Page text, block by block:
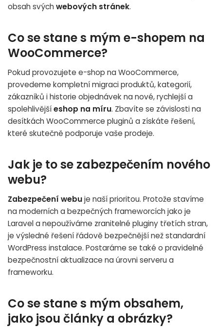
obsah svýchwebových stránek.
Co se stane s mým e-shopem na
WooCommerce?
Pokud provozujete e-shop na WooCommerce,
provedeme kompletní migraci produktů, kategorií,
zákazníků i historie objednávek na nové, rychlejší a
spolehlivějšíeshop na míru. Zbavíte se závislosti na
desítkách WooCommerce pluginů a získáte řešení,
které skutečně podporuje vaše prodeje.
Jak je to se zabezpečením nového
webu?
Zabezpečení webuje naší prioritou. Protože stavíme
na moderních a bezpečných frameworcích jako je
Laravel a nepoužíváme zranitelné pluginy třetích stran,
je výsledné řešení řádově bezpečnější než standardní
WordPress instalace. Postaráme se také o pravidelné
bezpečnostní aktualizace na úrovni serveru a
frameworku.
Co se stane s mým obsahem,
jako jsou články a obrázky?